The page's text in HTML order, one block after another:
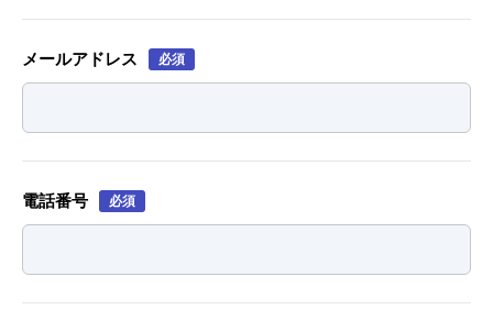
メールアドレス 必須
電話番号 必須